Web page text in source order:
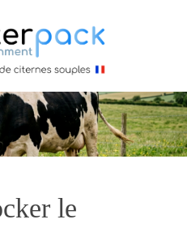
le